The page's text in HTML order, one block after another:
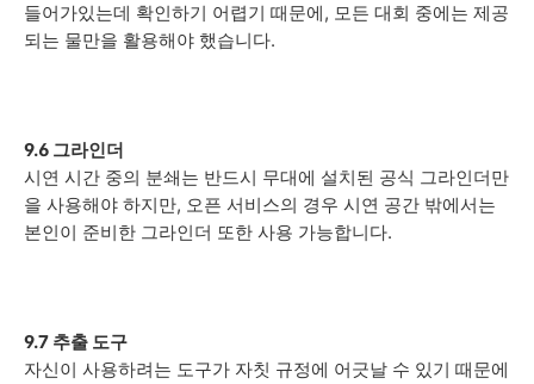
들어가있는데 확인하기 어렵기 때문에, 모든 대회 중에는 제공
되는 물만을 활용해야 했습니다.
9.6 그라인더
시연 시간 중의 분쇄는 반드시 무대에 설치된 공식 그라인더만
을 사용해야 하지만, 오픈 서비스의 경우 시연 공간 밖에서는
본인이 준비한 그라인더 또한 사용 가능합니다.
9.7 추출 도구
자신이 사용하려는 도구가 자칫 규정에 어긋날 수 있기 때문에